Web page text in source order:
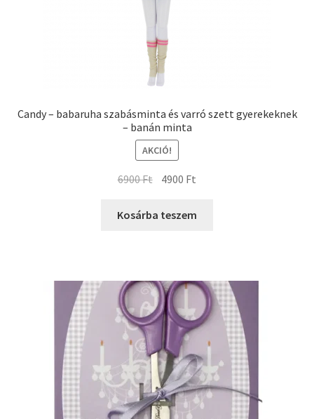
Candy – babaruha szabásminta és varró szett gyerekeknek
– banán minta
AKCIÓ!
6900Ft 4900 Ft
Kosárba teszem